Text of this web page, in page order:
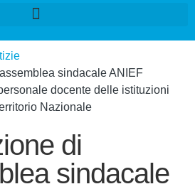
sindacale ANIEF
docente delle istituzioni
Nazionale
di
sindacale